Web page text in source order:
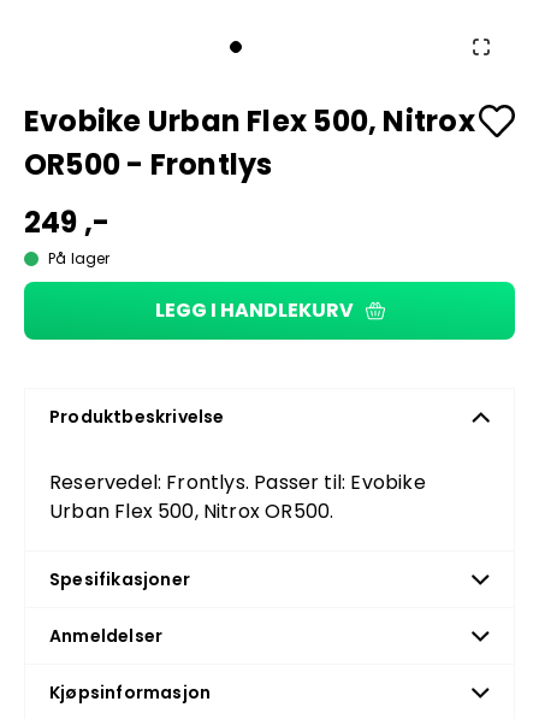
Evobike Urban Flex 500, Nitrox
OR500 - Frontlys
249 ,-
På lager
LEGG I HANDLEKURV
Produktbeskrivelse
Reservedel: Frontlys. Passer til: Evobike
Urban Flex 500, Nitrox OR500.
Spesifikasjoner
Anmeldelser
Kjøpsinformasjon